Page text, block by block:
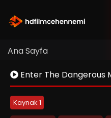
Ana Sayfa
Enter The Dangerous
Kaynak 1